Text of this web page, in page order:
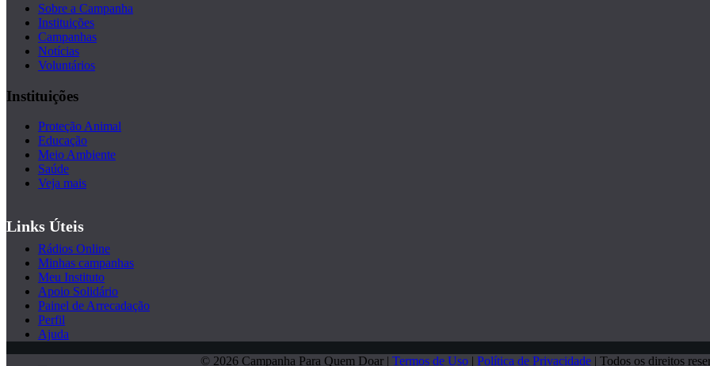
Sobre a Campanha
Instituições
Campanhas
Notícias
Voluntários
Instituições
Proteção Animal
Educação
Meio Ambiente
Saúde
Veja mais
Links Úteis
Rádios Online
Minhas campanhas
Meu Instituto
Apoio Solidário
Painel de Arrecadação
Perfil
Ajuda
© 2026 Campanha Para Quem Doar | Termos de Uso | Política de Privacidade | Todos os direitos